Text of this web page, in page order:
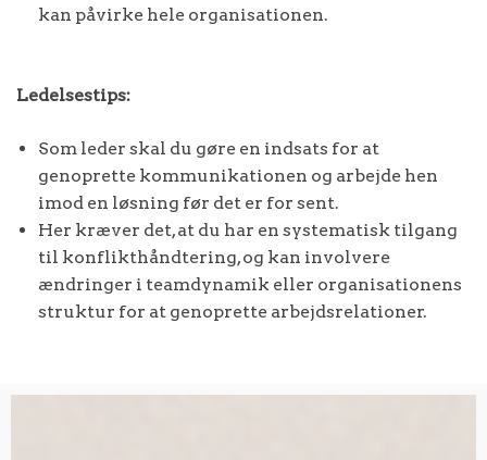
kan påvirke hele organisationen.
Ledelsestips:
Som leder skal du gøre en indsats for at
genoprette kommunikationen og arbejde hen
imod en løsning før det er for sent.
Her kræver det, at du har en systematisk tilgang
til konflikthåndtering, og kan involvere
ændringer i teamdynamik eller organisationens
struktur for at genoprette arbejdsrelationer.